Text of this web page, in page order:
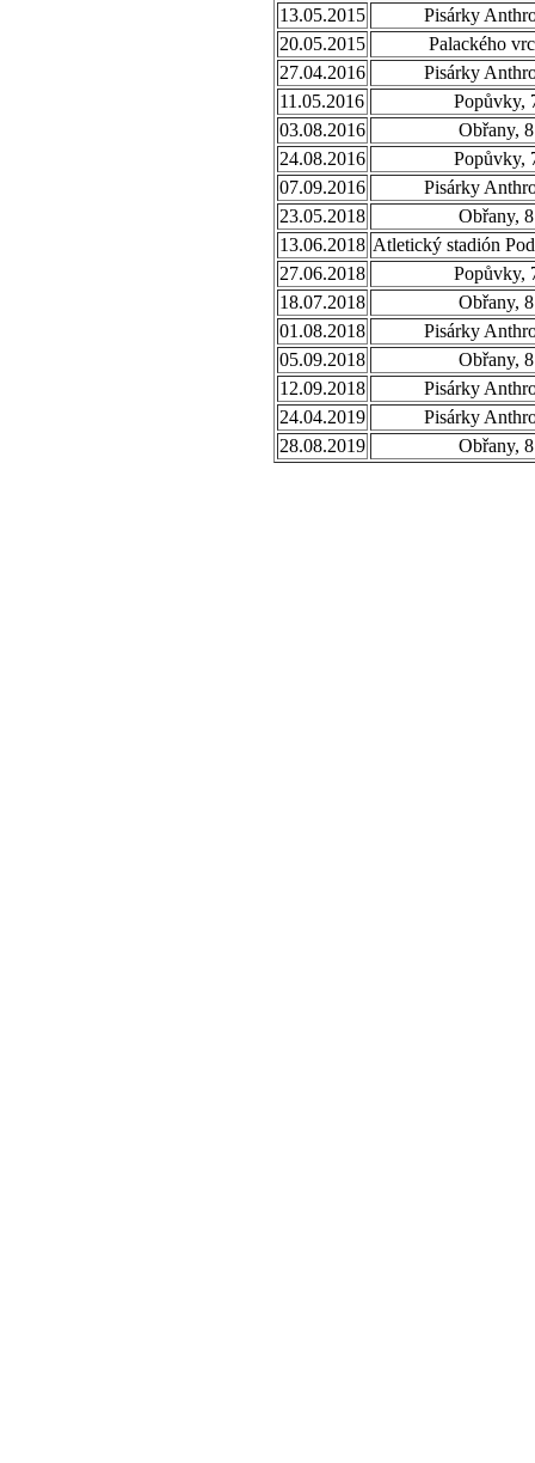
13.05.2015
Pisárky
20.05.2015
Palackého
27.04.2016
Pisárky
11.05.2016
Popůvky,
03.08.2016
Obřany,
24.08.2016
Popůvky,
07.09.2016
Pisárky
23.05.2018
Obřany,
13.06.2018 Atletický stadión
27.06.2018
Popůvky,
18.07.2018
Obřany,
01.08.2018
Pisárky
05.09.2018
Obřany,
12.09.2018
Pisárky
24.04.2019
Pisárky
28.08.2019
Obřany,